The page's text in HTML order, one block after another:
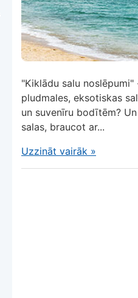
"Kiklādu salu
pludmales, eksotiskas
un suvenīru bodītēm?
salas, braucot ar...
Uzzināt vairāk »